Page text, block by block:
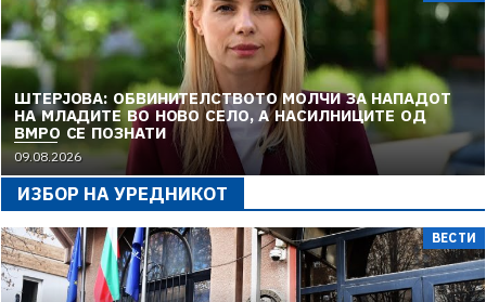
ШТЕРЈОВА: ОБВИНИТЕЛСТВОТО МОЛЧИ ЗА НАПАДОТ
НА МЛАДИТЕ ВО НОВО СЕЛО, А НАСИЛНИЦИТЕ ОД
ВМРО СЕ ПОЗНАТИ
09.08.2026
ИЗБОР НА УРЕДНИКОТ
ВЕСТИ